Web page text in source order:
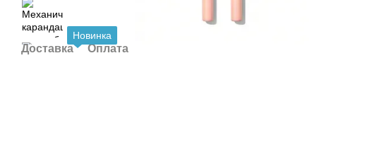
Новинка
Доставка Оплата